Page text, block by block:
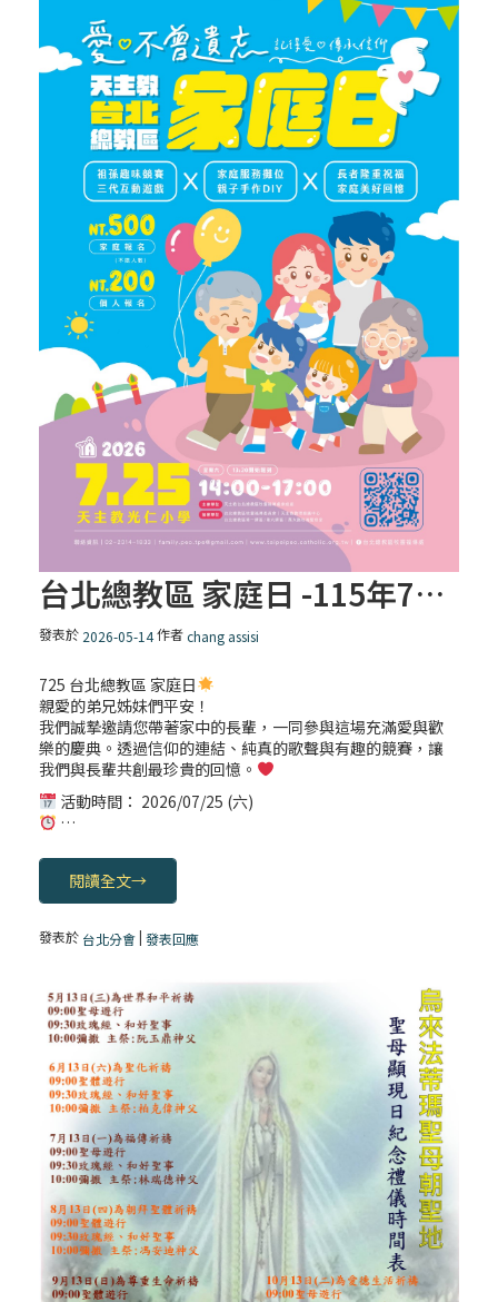
台北總教區 家庭日 -115年7月25日
發表於 2026-05-14作者chang assisi
725 台北總教區 家庭日
親愛的弟兄姊妹們平安！
我們誠摯邀請您帶著家中的長輩，一同參與這場充滿愛與歡
樂的慶典。透過信仰的連結、純真的歌聲與有趣的競賽，讓
我們與長輩共創最珍貴的回憶。
活動時間： 2026/07/25 (六)
…
閱讀全文→
發表於 台北分會|發表回應